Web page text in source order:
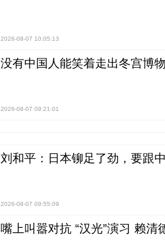
2026-08-07 10:05:13
没有中国人能笑着走出冬宫博
2026-08-07 09:21:01
刘和平：日本铆足了劲，要跟
2026-08-07 09:55:09
嘴上叫嚣对抗 “汉光”演习 赖清